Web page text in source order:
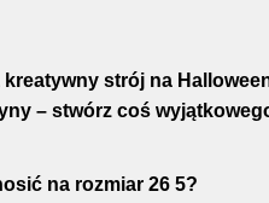
kreatywny strój na
– stwórz coś
na rozmiar 26 5?